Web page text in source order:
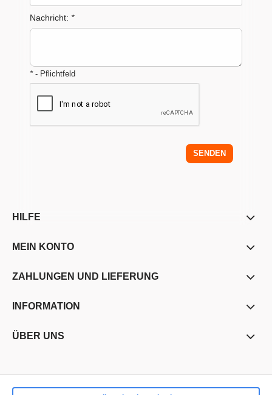
Nachricht: *
*- Pflichtfeld
SENDEN
HILFE
MEIN KONTO
ZAHLUNGEN UND LIEFERUNG
INFORMATION
ÜBER UNS